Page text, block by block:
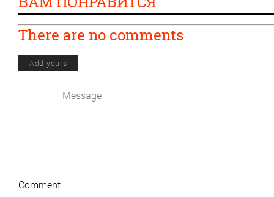
There are no comments
Add yours
Comment